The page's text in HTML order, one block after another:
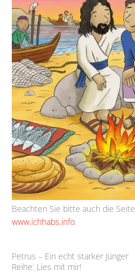
Petrus – Ein echt starker Jünger
Reihe: Lies mit mir!
Beachten Sie bitte auch die Seite
www.ichhabs.info